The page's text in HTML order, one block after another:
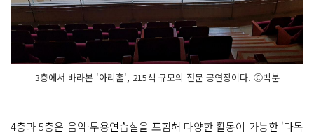
3층에서 바라본 '아리홀', 215석 규모의 전문 공연장이다. Ⓒ박분
4층과 5층은 음악·무용연습실을 포함해 다양한 활동이 가능한 '다목